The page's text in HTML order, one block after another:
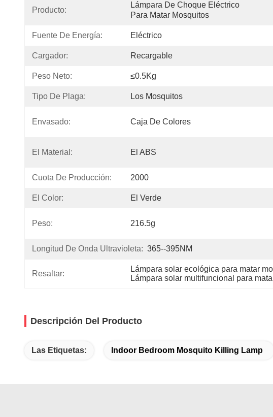
Producto:
Lámpara De Choque Eléctrico
Para Matar Mosquitos
Fuente De Energía: Eléctrico
Cargador: Recargable
Peso Neto: ≤0.5Kg
Tipo De Plaga: Los Mosquitos
Envasado: Caja De Colores
El Material: El ABS
Cuota De Producción: 2000
El Color: El Verde
Peso: 216.5g
Longitud De Onda Ultravioleta: 365--395NM
Resaltar:
Lámpara solar ecológica para matar
Lámpara solar multifuncional para
Descripción Del Producto
Las Etiquetas: Indoor Bedroom Mosquito Killing Lamp